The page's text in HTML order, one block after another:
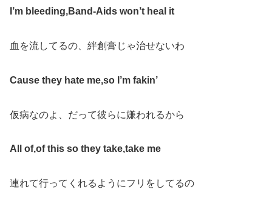
’m bleeding,Band-Aids won’t heal it
血を流してるの、絆創膏じゃ治せないわ
Cause they hate me,so I’m fakin’
仮病なのよ、だって彼らに嫌われるから
All of,of this so they take,take me
連れて行ってくれるようにフリをしてるの